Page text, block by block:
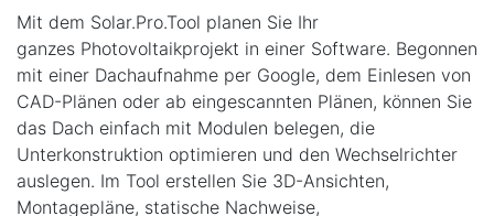
Mit dem Solar.Pro.Tool planen Sie Ihr
ganzes Photovoltaikprojekt in einer Software. Begonnen
mit einer Dachaufnahme per Google, dem Einlesen von
CAD-Plänen oder ab eingescannten Plänen, können Sie
das Dach einfach mit Modulen belegen, die
Unterkonstruktion optimieren und den Wechselrichter
auslegen. Im Tool erstellen Sie 3D-Ansichten,
Montagepläne, statische Nachweise,